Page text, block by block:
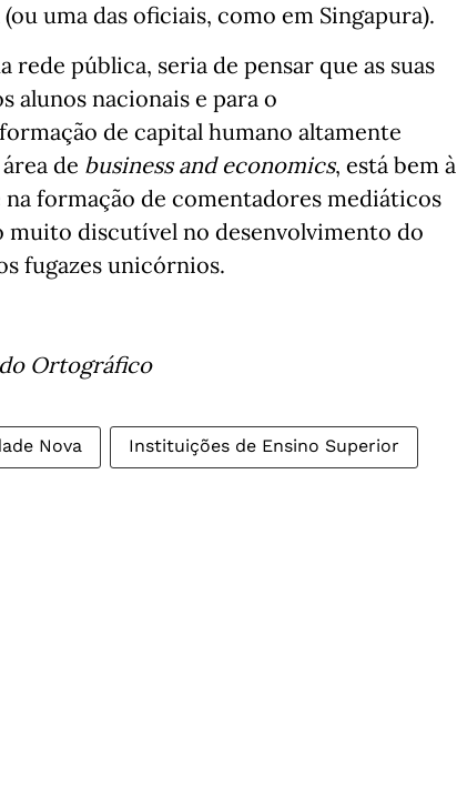
uma das oficiais, como em Singapura).
pública, seria de pensar que as suas
alunos nacionais e para o
de capital humano altamente
de business and economics, está bem à
formação de comentadores mediáticos
muito discutível no desenvolvimento do
fugazes unicórnios.
Ortográfico
Nova Instituições de Ensino Superior